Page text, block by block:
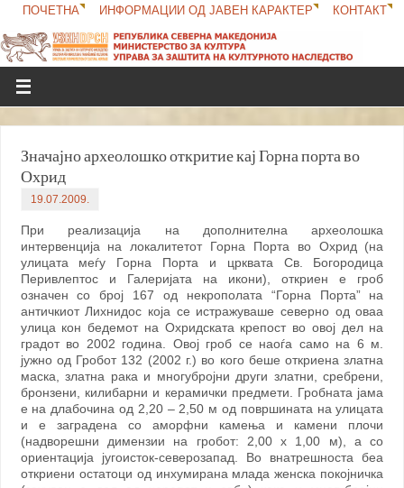
ПОЧЕТНА ИНФОРМАЦИИ ОД ЈАВЕН КАРАКТЕР КОНТАКТ
Значајно археолошко откритие кај Горна порта во
Охрид
19.07.2009.
При реализација на дополнителна археолошка
интервенција на локалитетот Горна Порта во Охрид (на
улицата меѓу Горна Порта и црквата Св. Богородица
Перивлептос и Галеријата на икони), откриен е гроб
означен со број 167 од некрополата “Горна Порта” на
античкиот Лихнидос која се истражуваше северно од оваа
улица кон бедемот на Охридската крепост во овој дел на
градот во 2002 година. Овој гроб се наоѓа само на 6 м.
јужно од Гробот 132 (2002 г.) во кого беше откриена златна
маска, златна рака и многубројни други златни, сребрени,
бронзени, килибарни и керамички предмети. Гробната јама
е на длабочина од 2,20 – 2,50 м од површината на улицата
и е заградена со аморфни камења и камени плочи
(надворешни димензии на гробот: 2,00 х 1,00 м), а со
ориентација југоисток-северозапад. Во внатрешноста беа
откриени остатоци од инхумирана млада женска покојничка